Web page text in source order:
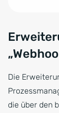
Die
die über den